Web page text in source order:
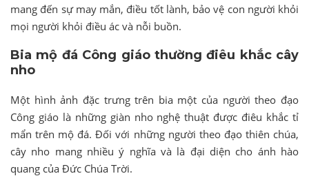
mang đến sự may mắn, điều tốt lành, bảo vệ con người khỏi
mọi người khỏi điều ác và nỗi buồn.
Bia mộ đá Công giáo thường điêu khắc cây
nho
Một hình ảnh đặc trưng trên bia một của người theo đạo
Công giáo là những giàn nho nghệ thuật được điêu khắc tỉ
mẩn trên mộ đá. Đối với những người theo đạo thiên chúa,
cây nho mang nhiều ý nghĩa và là đại diện cho ánh hào
quang của Đức Chúa Trời.